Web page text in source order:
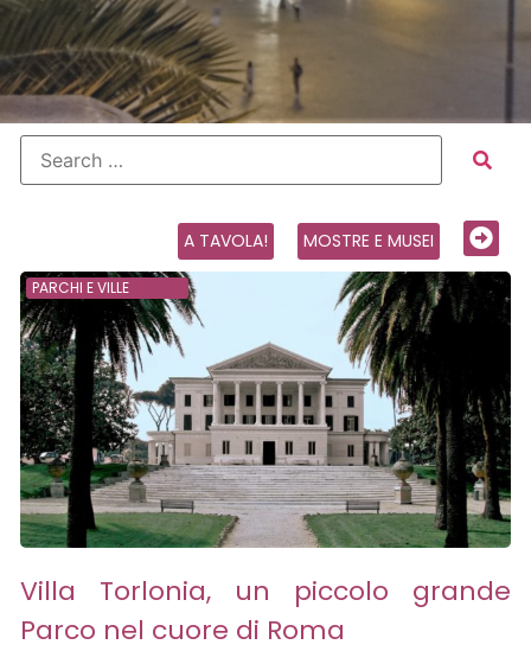
A TAVOLA! MOSTRE E MUSEI
PARCHI E VILLE
Villa Torlonia, un piccolo grande
Parco nel cuore di Roma